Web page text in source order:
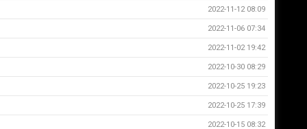
2022-11-12 08:09
2022-11-06 07:34
2022-11-02 19:42
2022-10-30 08:29
2022-10-25 19:23
2022-10-25 17:39
2022-10-15 08:32